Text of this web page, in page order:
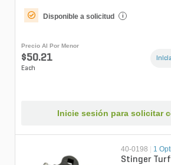
Disponible a solicitud i
Precio Al Por Menor
$50.21
Each
Inicie sesión para solicitar
40-0198 1
Stinger Turf